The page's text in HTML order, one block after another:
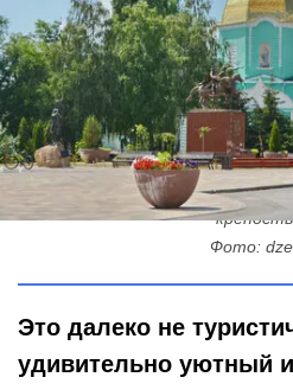
Город с душой: почему
Фото:
Это далеко не
удивительно уютный